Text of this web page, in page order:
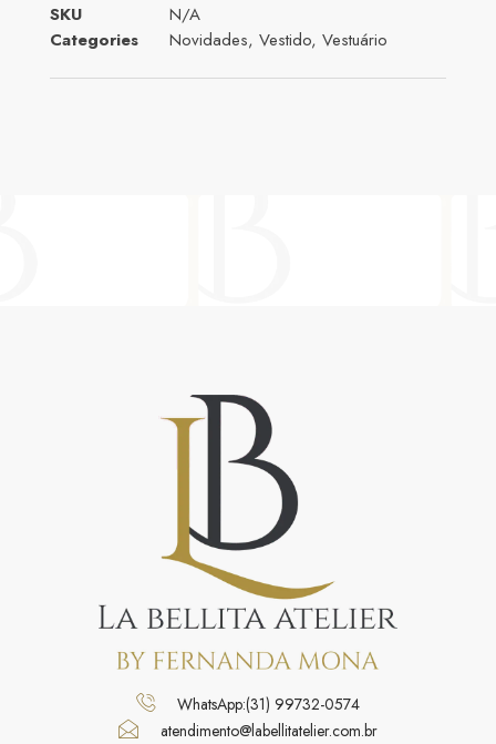
SKU
N/A
Categories
Novidades, Vestido, Vestuário
WhatsApp:(31) 99732-0574
atendimento@labellitatelier.com.br